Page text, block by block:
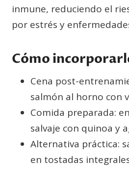
inmune, reduciendo el
por estrés y
Cómo
Cena post-
salmón al horno con
Comida preparada:
salvaje con quinoa y
Alternativa práctica:
en tostadas